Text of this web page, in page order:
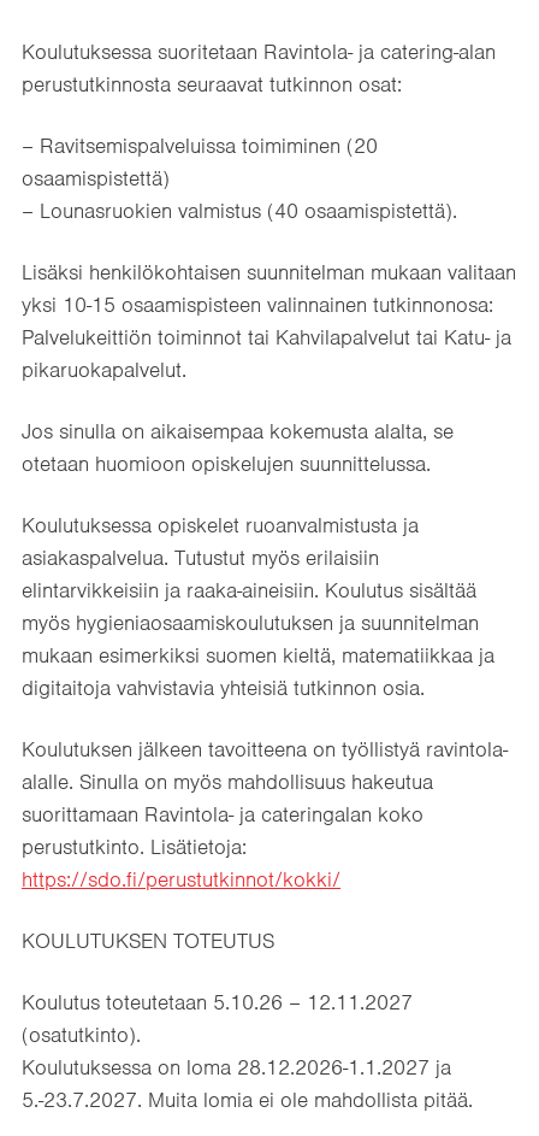
Koulutuksessa suoritetaan Ravintola- ja catering-alan
perustutkinnosta seuraavat tutkinnon osat:
– Ravitsemispalveluissa toimiminen (20
osaamispistettä)
– Lounasruokien valmistus (40 osaamispistettä).
Lisäksi henkilökohtaisen suunnitelman mukaan valitaan
yksi 10-15 osaamispisteen valinnainen tutkinnonosa:
Palvelukeittiön toiminnot tai Kahvilapalvelut tai Katu- ja
pikaruokapalvelut.
Jos sinulla on aikaisempaa kokemusta alalta, se
otetaan huomioon opiskelujen suunnittelussa.
Koulutuksessa opiskelet ruoanvalmistusta ja
asiakaspalvelua. Tutustut myös erilaisiin
elintarvikkeisiin ja raaka-aineisiin. Koulutus sisältää
myös hygieniaosaamiskoulutuksen ja suunnitelman
mukaan esimerkiksi suomen kieltä, matematiikkaa ja
digitaitoja vahvistavia yhteisiä tutkinnon osia.
Koulutuksen jälkeen tavoitteena on työllistyä ravintola-
alalle. Sinulla on myös mahdollisuus hakeutua
suorittamaan Ravintola- ja cateringalan koko
perustutkinto. Lisätietoja:
https://sdo.fi/perustutkinnot/kokki/
KOULUTUKSEN TOTEUTUS
Koulutus toteutetaan 5.10.26 – 12.11.2027
(osatutkinto).
Koulutuksessa on loma 28.12.2026-1.1.2027 ja
5.-23.7.2027. Muita lomia ei ole mahdollista pitää.